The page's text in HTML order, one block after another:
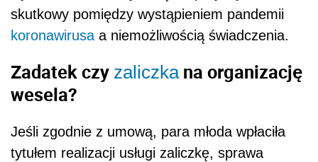
skutkowy pomiędzy wystąpieniem pandemii
koronawirusa a niemożliwością świadczenia.
Zadatek czy zaliczkana organizację
wesela?
Jeśli zgodnie z umową, para młoda wpłaciła
tytułem realizacji usługi zaliczkę, sprawa